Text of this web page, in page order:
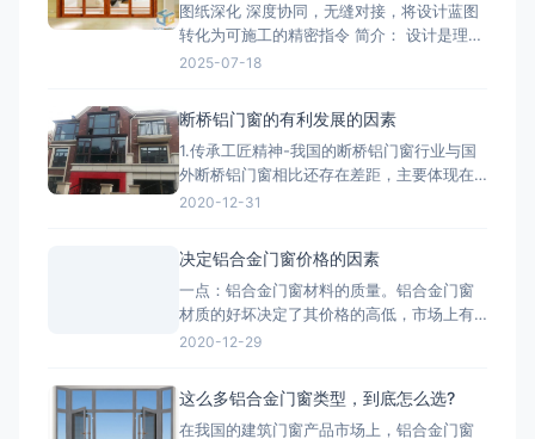
图纸深化 深度协同，无缝对接，将设计蓝图
转化为可施工的精密指令 简介： 设计是理
想，深化是让理想落地的桥梁。我们的
与细化。我们精准核算每一个节点的结构、
强度、安装逻辑和材料工艺，生成包括加工
图、组装图、节点大样图
2025-07-18
断桥铝门窗的有利发展的因素
1.传承工匠精神-我国的断桥铝门窗行业与国
外断桥铝门窗相比还存在差距，主要体现在
产品质量、技术含量等方面，因此要打造断
路”战略，让断桥铝门窗行业搭建了一个很好
的平台，而“一带一路”战略沿线覆盖了65个
国家，占全球
2020-12-31
决定铝合金门窗价格的因素
一点：铝合金门窗材料的质量。铝合金门窗
材质的好坏决定了其价格的高低，市场上有
两种铝，一种是纯铝，用这种为主材的材质
杂质少、耐腐蚀性和抗氧化性强。 第二点：
铝合金门窗价格也取决于生产工艺。生产工
2020-12-29
这么多铝合金门窗类型，到底怎么选?
在我国的建筑门窗产品市场上，铝合金门窗